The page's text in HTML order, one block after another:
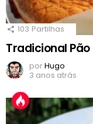
103 Partilhas
Tradicional
porHugo
3 anos atrás